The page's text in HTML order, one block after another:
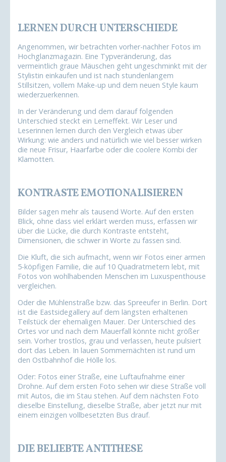
LERNEN DURCH UNTERSCHIEDE
Angenommen, wir betrachten vorher-nachher Fotos im
Hochglanzmagazin. Eine Typveränderung, das
vermeintlich graue Mäuschen geht ungeschminkt mit der
Stylistin einkaufen und ist nach stundenlangem
Stillsitzen, vollem Make-up und dem neuen Style kaum
wiederzuerkennen.
In der Veränderung und dem darauf folgenden
Unterschied steckt ein Lerneffekt. Wir Leser und
Leserinnen lernen durch den Vergleich etwas über
Wirkung: wie anders und natürlich wie viel besser wirken
die neue Frisur, Haarfarbe oder die coolere Kombi der
Klamotten.
KONTRASTE EMOTIONALISIEREN
Bilder sagen mehr als tausend Worte. Auf den ersten
Blick, ohne dass viel erklärt werden muss, erfassen wir
über die Lücke, die durch Kontraste entsteht,
Dimensionen, die schwer in Worte zu fassen sind.
Die Kluft, die sich aufmacht, wenn wir Fotos einer armen
5-köpfigen Familie, die auf 10 Quadratmetern lebt, mit
Fotos von wohlhabenden Menschen im Luxuspenthouse
vergleichen.
Oder die Mühlenstraße bzw. das Spreeufer in Berlin. Dort
ist die Eastsidegallery auf dem längsten erhaltenen
Teilstück der ehemaligen Mauer. Der Unterschied des
Ortes vor und nach dem Mauerfall könnte nicht größer
sein. Vorher trostlos, grau und verlassen, heute pulsiert
dort das Leben. In lauen Sommernächten ist rund um
den Ostbahnhof die Hölle los.
Oder: Fotos einer Straße, eine Luftaufnahme einer
Drohne. Auf dem ersten Foto sehen wir diese Straße voll
mit Autos, die im Stau stehen. Auf dem nächsten Foto
dieselbe Einstellung, dieselbe Straße, aber jetzt nur mit
einem einzigen vollbesetzten Bus drauf.
DIE BELIEBTE ANTITHESE